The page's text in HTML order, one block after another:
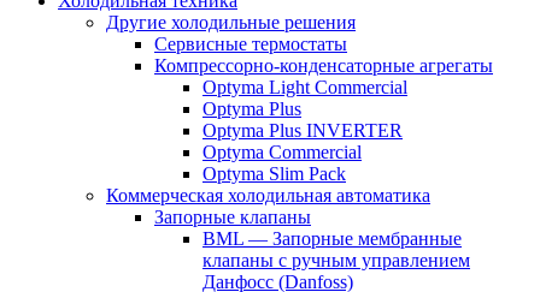
Другие холодильные решения
Сервисные термостаты
Компрессорно-конденсаторные агрегаты
Optyma Light Commercial
Optyma Plus
Optyma Plus INVERTER
Optyma Commercial
Optyma Slim Pack
Коммерческая холодильная автоматика
Запорные клапаны
BML — Запорные мембранные
клапаны с ручным управлением
Данфосс (Danfoss)